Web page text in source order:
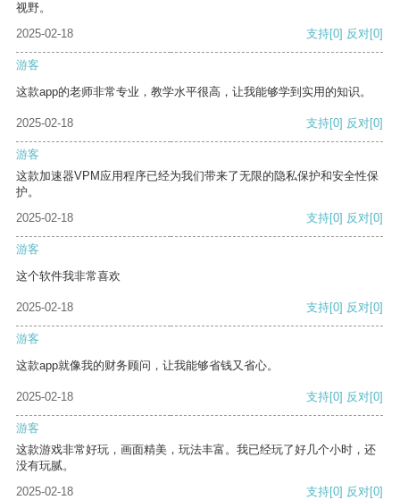
视野。
2025-02-18
支持[0] 反对[0]
游客
这款app的老师非常专业，教学水平很高，让我能够学到实用的知识。
2025-02-18 支持[0] 反对[0]
游客
这款加速器VPM应用程序已经为我们带来了无限的隐私保护和安全性保
护。
2025-02-18
支持[0] 反对[0]
游客
这个软件我非常喜欢
2025-02-18 支持[0] 反对[0]
游客
这款app就像我的财务顾问，让我能够省钱又省心。
2025-02-18 支持[0] 反对[0]
游客
这款游戏非常好玩，画面精美，玩法丰富。我已经玩了好几个小时，还
没有玩腻。
2025-02-18
支持[0] 反对[0]